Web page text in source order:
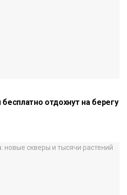
отдохнут на берегу